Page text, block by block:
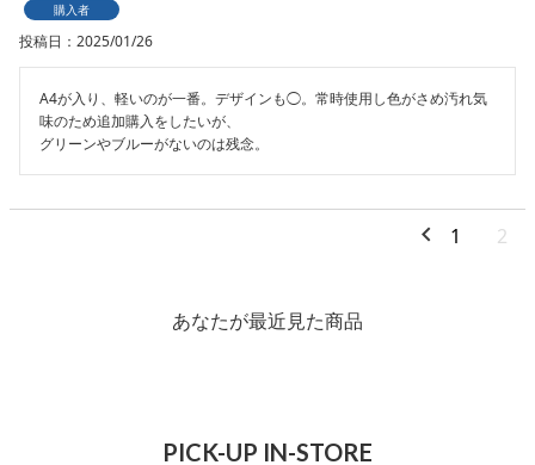
購入者
投稿日 2025/01/26
A4が入り、軽いのが一番。デザインも◯。常時使用し色がさめ汚れ気
味のため追加購入をしたいが、
グリーンやブルーがないのは残念。
1 2
あなたが最近見た商品
PICK-UP IN-STORE